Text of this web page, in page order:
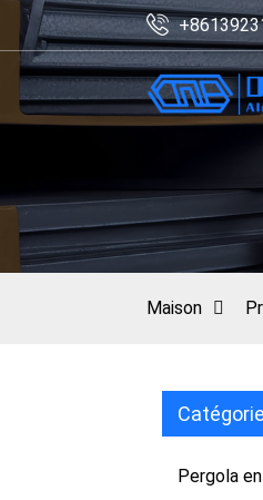
Maison
Pergola